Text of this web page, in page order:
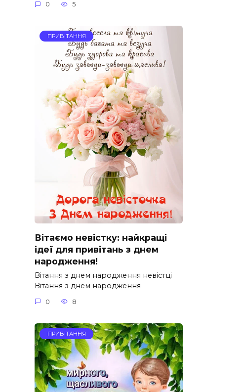
0 5
ПРИВІТАННЯ
Вітаємо невістку: найкращі
ідеї для привітань з днем
народження!
Вітання з днем народження невістці
Вітання з днем народження
0 8
ПРИВІТАННЯ